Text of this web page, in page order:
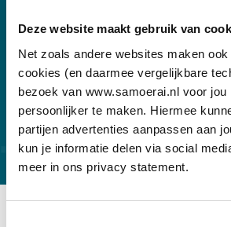
Deze website maakt gebruik van
Net zoals andere websites maken
cookies (en daarmee vergelijkbare
bezoek van www.samoerai.nl voor
persoonlijker te maken. Hiermee
partijen advertenties aanpassen aan
kun je informatie delen via social
meer in ons privacy statement.